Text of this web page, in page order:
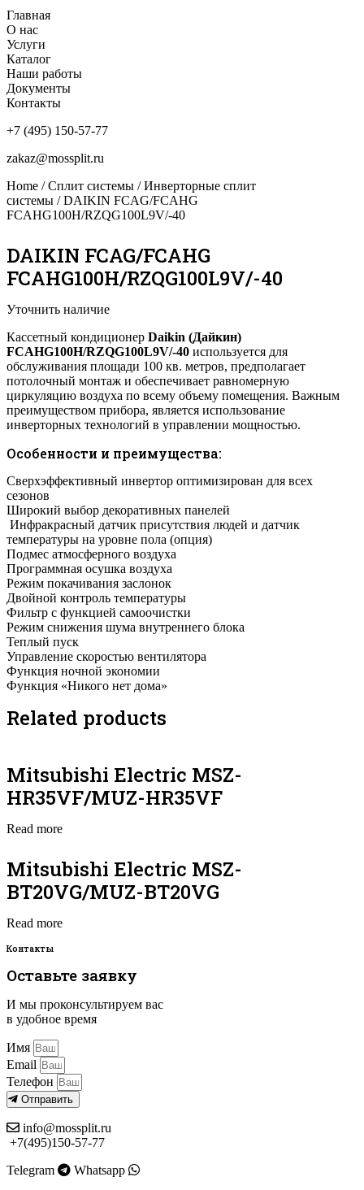
Главная
О нас
Услуги
Каталог
Наши работы
Документы
Контакты
+7 (495) 150-57-77
zakaz@mossplit.ru
Home /Сплит системы /Инверторные сплит
системы / DAIKIN FCAG/FCAHG
FCAHG100H/RZQG100L9V/-40
DAIKIN FCAG/FCAHG
FCAHG100H/RZQG100L9V/-40
Уточнить наличие
Кассетный кондиционер Daikin (Дайкин)
FCAHG100H/RZQG100L9V/-40 используется для
обслуживания площади 100 кв. метров, предполагает
потолочный монтаж и обеспечивает равномерную
циркуляцию воздуха по всему объему помещения. Важным
преимуществом прибора, является использование
инверторных технологий в управлении мощностью.
Особенности и преимущества:
Сверхэффективный инвертор оптимизирован для всех
сезонов
Широкий выбор декоративных панелей
Инфракрасный датчик присутствия людей и датчик
температуры на уровне пола (опция)
Подмес атмосферного воздуха
Программная осушка воздуха
Режим покачивания заслонок
Двойной контроль температуры
Фильтр с функцией самоочистки
Режим снижения шума внутреннего блока
Теплый пуск
Управление скоростью вентилятора
Функция ночной экономии
Функция «Никого нет дома»
Related products
Mitsubishi Electric MSZ-
HR35VF/MUZ-HR35VF
Read more
Mitsubishi Electric MSZ-
BT20VG/MUZ-BT20VG
Read more
Контакты
Оставьте заявку
И мы проконсультируем вас
в удобное время
Имя
Email
Телефон
Отправить
info@mossplit.ru
+7(495)150-57-77
Telegram
Whatsapp